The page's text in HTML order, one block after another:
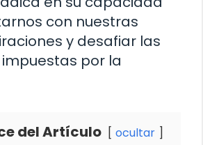
con nuestras
y desafiar las
por la
del Artículo ocultar